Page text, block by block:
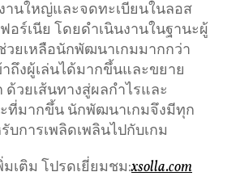
านใหญ่และจดทะเบียนในลอส
อร์เนีย โดยดำเนินงานในฐานะผู้
วยเหลือนักพัฒนาเกมมากกว่า
าถึงผู้เล่นได้มากขึ้นและขยาย
ด้วยเส้นทางสู่ผลกำไรและ
ที่มากขึ้น นักพัฒนาเกมจึงมีทุก
บการเพลิดเพลินไปกับเกม
เติม โปรดเยี่ยมชม:xsolla.com